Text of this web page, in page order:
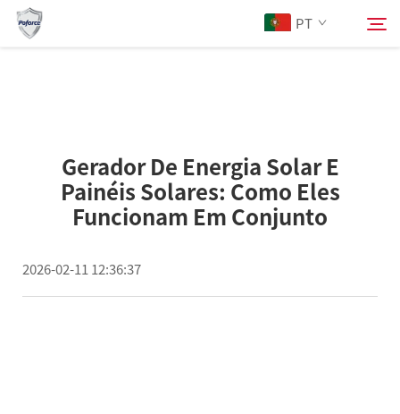
PT
Produtos
Notícias
Gerador De Energia Solar E
Painéis Solares: Como Eles
Funcionam Em Conjunto
2026-02-11 12:36:37